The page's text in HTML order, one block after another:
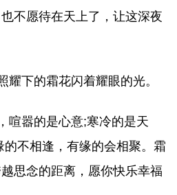
不愿待在天上了，让这深夜
耀下的霜花闪着耀眼的光。
喧嚣的是心意;寒冷的是天
不相逢，有缘的会相聚。霜
思念的距离，愿你快乐幸福